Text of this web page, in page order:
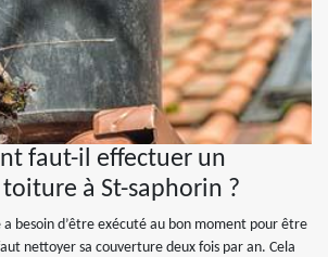
faut-il effectuer un
à St-saphorin ?
besoin d’être exécuté au bon moment pour être
nettoyer sa couverture deux fois par an. Cela